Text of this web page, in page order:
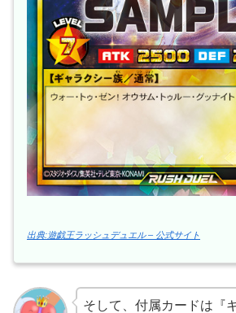
出典:遊戯王ラッシュデュエル – 公式サイト
そして、付属カードは『